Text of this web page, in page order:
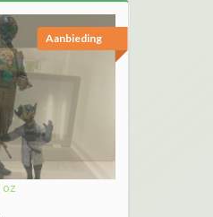
Aanbieding